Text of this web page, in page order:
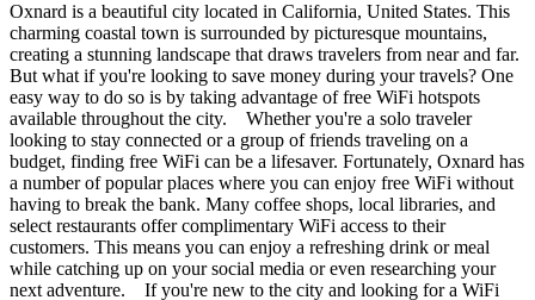
Oxnard is a beautiful city located in California, United States. This
charming coastal town is surrounded by picturesque mountains,
creating a stunning landscape that draws travelers from near and far.
But what if you're looking to save money during your travels? One
easy way to do so is by taking advantage of free WiFi hotspots
available throughout the city. Whether you're a solo traveler
looking to stay connected or a group of friends traveling on a
budget, finding free WiFi can be a lifesaver. Fortunately, Oxnard has
a number of popular places where you can enjoy free WiFi without
having to break the bank. Many coffee shops, local libraries, and
select restaurants offer complimentary WiFi access to their
customers. This means you can enjoy a refreshing drink or meal
while catching up on your social media or even researching your
next adventure. If you're new to the city and looking for a WiFi